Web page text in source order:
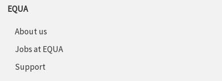
EQUA
About us
Jobs at EQUA
Support